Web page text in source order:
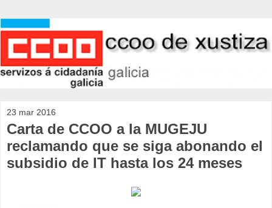
23 mar 2016
Carta de CCOO a la MUGEJU
reclamando que se siga abonando el
subsidio de IT hasta los 24 meses